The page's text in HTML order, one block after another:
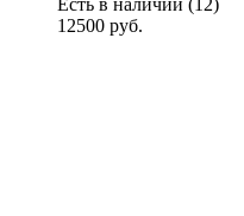
Есть в наличии (12)
12500 руб.